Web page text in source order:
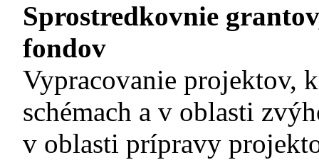
Sprostredkovnie
fondov
Vypracovanie projektov,
schémach a v oblasti
v oblasti prípravy